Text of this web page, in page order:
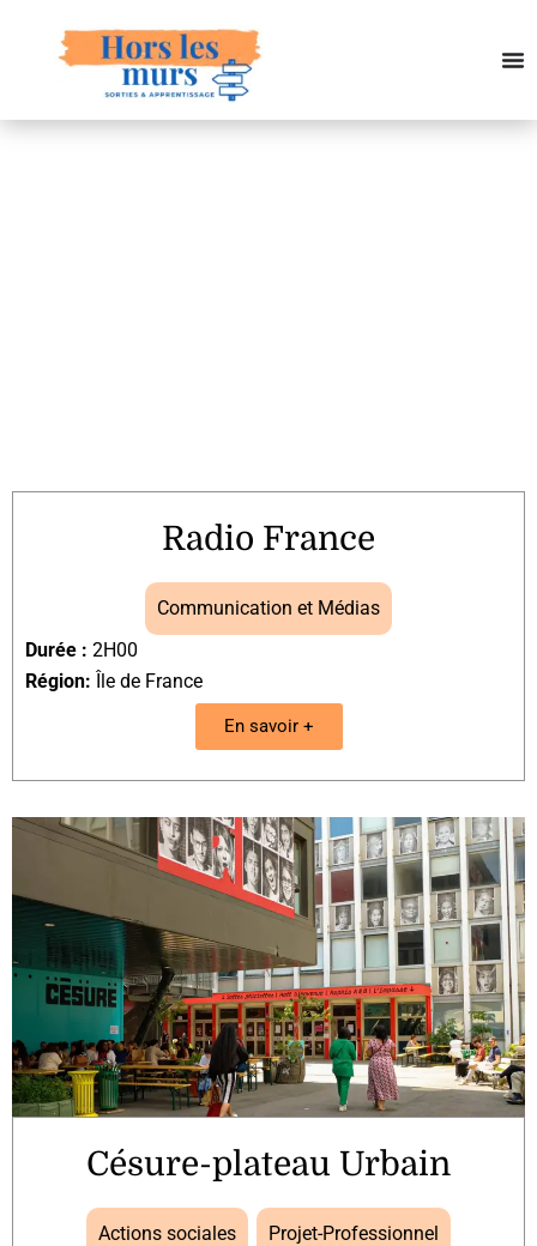
Radio France
Communication et Médias
Durée : 2H00
Région: Île de France
En savoir +
Césure-plateau Urbain
Actions sociales
Projet-Professionnel